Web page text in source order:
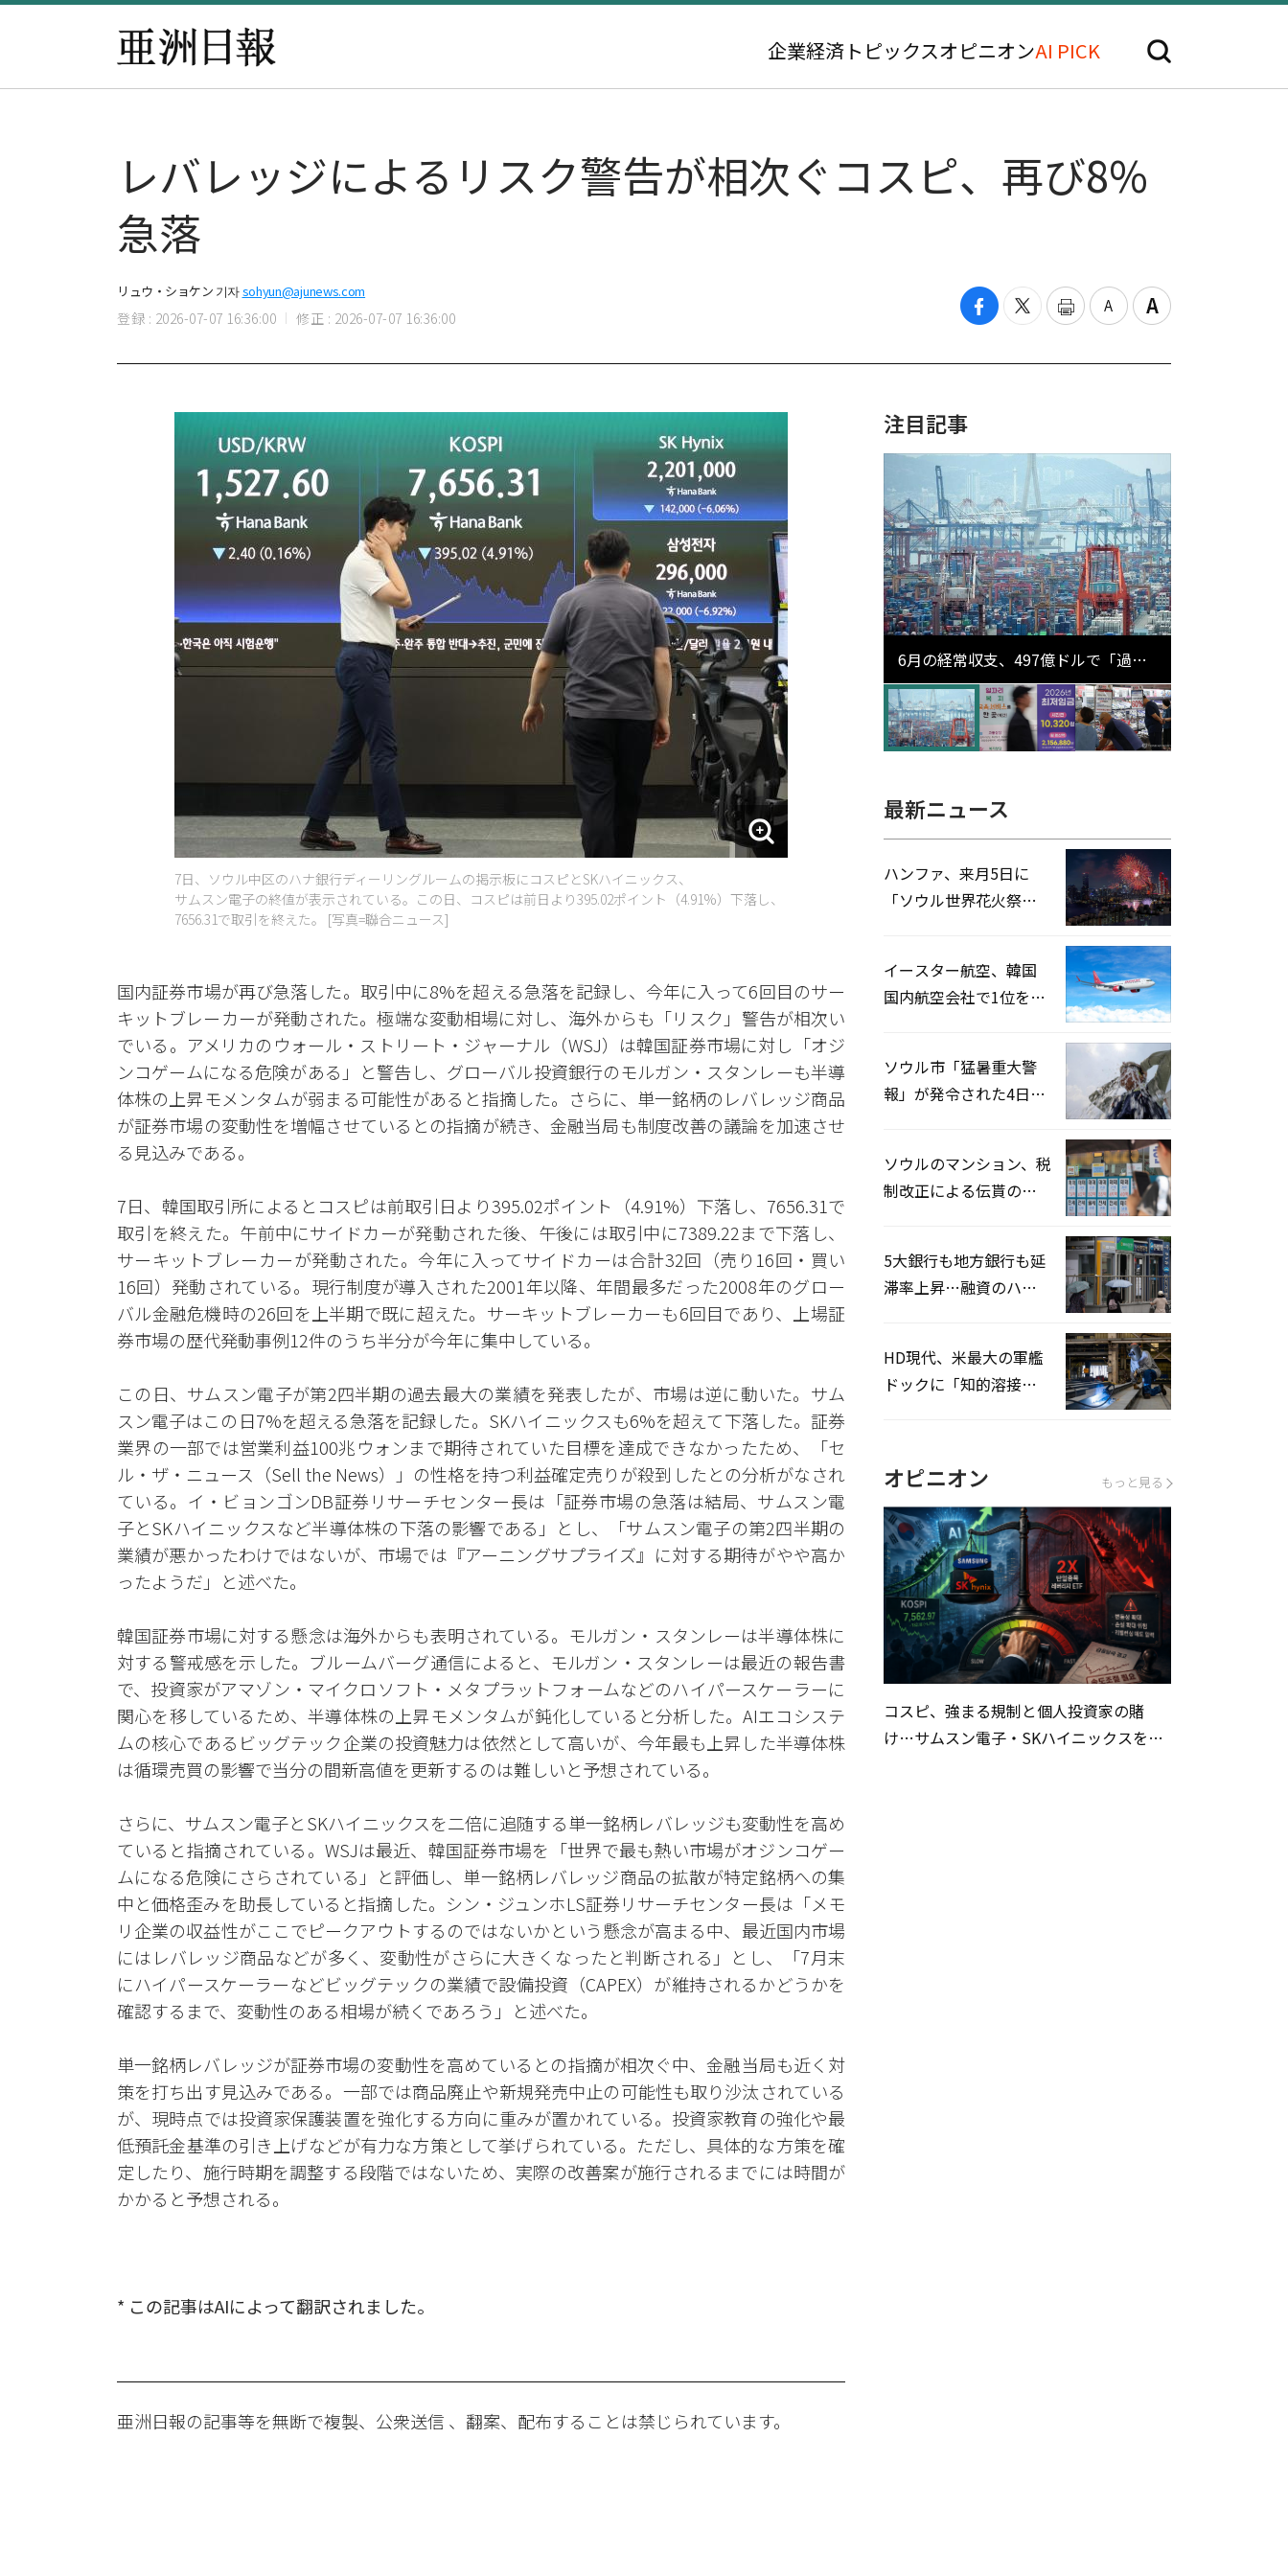
企業経済 トピックスオピニオンAI PICK
レバレッジによるリスク警告が相次ぐコスピ、再び8%
急落
リュウ・ショケン 기자sohyun@ajunews.com
登録 : 2026-07-07 16:36:00 修正 : 2026-07-07 16:36:00
7日、ソウル中区のハナ銀行ディーリングルームの掲示板にコスピとSKハイニックス、
サムスン電子の終値が表示されている。この日、コスピは前日より395.02ポイント（4.91%）下落し、
7656.31で取引を終えた。 [写真=聯合ニュース]
国内証券市場が再び急落した。取引中に8%を超える急落を記録し、今年に入って6回目のサー
キットブレーカーが発動された。極端な変動相場に対し、海外からも「リスク」警告が相次い
でいる。アメリカのウォール・ストリート・ジャーナル（WSJ）は韓国証券市場に対し「オジ
ンコゲームになる危険がある」と警告し、グローバル投資銀行のモルガン・スタンレーも半導
体株の上昇モメンタムが弱まる可能性があると指摘した。さらに、単一銘柄のレバレッジ商品
が証券市場の変動性を増幅させているとの指摘が続き、金融当局も制度改善の議論を加速させ
る見込みである。
7日、韓国取引所によるとコスピは前取引日より395.02ポイント（4.91%）下落し、7656.31で
取引を終えた。午前中にサイドカーが発動された後、午後には取引中に7389.22まで下落し、
サーキットブレーカーが発動された。今年に入ってサイドカーは合計32回（売り16回・買い
16回）発動されている。現行制度が導入された2001年以降、年間最多だった2008年のグロー
バル金融危機時の26回を上半期で既に超えた。サーキットブレーカーも6回目であり、上場証
券市場の歴代発動事例12件のうち半分が今年に集中している。
この日、サムスン電子が第2四半期の過去最大の業績を発表したが、市場は逆に動いた。サム
スン電子はこの日7%を超える急落を記録した。SKハイニックスも6%を超えて下落した。証券
業界の一部では営業利益100兆ウォンまで期待されていた目標を達成できなかったため、「セ
ル・ザ・ニュース（Sell the News）」の性格を持つ利益確定売りが殺到したとの分析がなされ
ている。イ・ビョンゴンDB証券リサーチセンター長は「証券市場の急落は結局、サムスン電
子とSKハイニックスなど半導体株の下落の影響である」とし、「サムスン電子の第2四半期の
業績が悪かったわけではないが、市場では『アーニングサプライズ』に対する期待がやや高か
ったようだ」と述べた。
韓国証券市場に対する懸念は海外からも表明されている。モルガン・スタンレーは半導体株に
対する警戒感を示した。ブルームバーグ通信によると、モルガン・スタンレーは最近の報告書
で、投資家がアマゾン・マイクロソフト・メタプラットフォームなどのハイパースケーラーに
関心を移しているため、半導体株の上昇モメンタムが鈍化していると分析した。AIエコシステ
ムの核心であるビッグテック企業の投資魅力は依然として高いが、今年最も上昇した半導体株
は循環売買の影響で当分の間新高値を更新するのは難しいと予想されている。
さらに、サムスン電子とSKハイニックスを二倍に追随する単一銘柄レバレッジも変動性を高め
ていると指摘されている。WSJは最近、韓国証券市場を「世界で最も熱い市場がオジンコゲー
ムになる危険にさらされている」と評価し、単一銘柄レバレッジ商品の拡散が特定銘柄への集
中と価格歪みを助長していると指摘した。シン・ジュンホLS証券リサーチセンター長は「メモ
リ企業の収益性がここでピークアウトするのではないかという懸念が高まる中、最近国内市場
にはレバレッジ商品などが多く、変動性がさらに大きくなったと判断される」とし、「7月末
にハイパースケーラーなどビッグテックの業績で設備投資（CAPEX）が維持されるかどうかを
確認するまで、変動性のある相場が続くであろう」と述べた。
単一銘柄レバレッジが証券市場の変動性を高めているとの指摘が相次ぐ中、金融当局も近く対
策を打ち出す見込みである。一部では商品廃止や新規発売中止の可能性も取り沙汰されている
が、現時点では投資家保護装置を強化する方向に重みが置かれている。投資家教育の強化や最
低預託金基準の引き上げなどが有力な方策として挙げられている。ただし、具体的な方策を確
定したり、施行時期を調整する段階ではないため、実際の改善案が施行されるまでには時間が
かかると予想される。
* この記事はAIによって翻訳されました。
亜洲日報の記事等を無断で複製、公衆送信 、翻案、配布することは禁じられています。
注目記事
6月の経常収支、497億ドルで「過去
最大」…輸出が初の1000億ドル突破
最新ニュース
ハンファ、来月5日に
「ソウル世界花火祭り
イースター航空、韓国
国内航空会社で1位を記
ソウル市「猛暑重大警
報」が発令された4日、
ソウルのマンション、税
制改正による伝貰の月
5大銀行も地方銀行も延
滞率上昇…融資のハー
HD現代、米最大の軍艦
ドックに「知的溶接」
オピニオン もっと見る
コスピ、強まる規制と個人投資家の賭
け…サムスン電子・SKハイニックスを巡